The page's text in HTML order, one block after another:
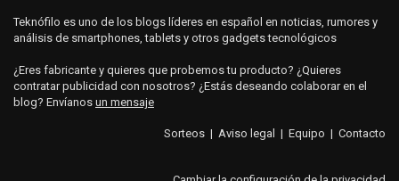
Teknófilo es uno de los blogs líderes en español en noticias, rumores y
análisis de smartphones, tablets y otros gadgets tecnológicos
¿Eres fabricante y quieres que probemos tu producto? ¿Quieres
contratar publicidad con nosotros? ¿Estás deseando colaborar en el
blog? Envíanos un mensaje
Sorteos | Aviso legal | Equipo | Contacto